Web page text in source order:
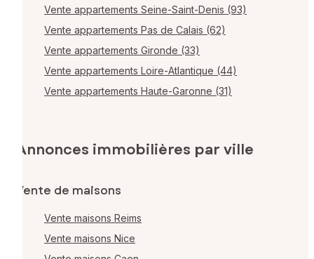
Vente appartements Seine-Saint-Denis (93)
Vente appartements Pas de Calais (62)
Vente appartements Gironde (33)
Vente appartements Loire-Atlantique (44)
Vente appartements Haute-Garonne (31)
Annonces immobilières par ville
Vente de maisons
Vente maisons Reims
Vente maisons Nice